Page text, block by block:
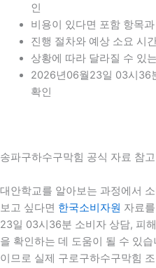
인
비용이 있다면 포함 항목
진행 절차와 예상 소요 시
상황에 따라 달라질 수 있
2026년06월23일 03시36
확인
송파구하수구막힘 공식 자료 참
대안학교를 알아보는 과정에서
보고 싶다면 한국소비자원 자료
23일 03시36분 소비자 상담, 피
을 확인하는 데 도움이 될 수 있
이므로 실제 구로구하수구막힘